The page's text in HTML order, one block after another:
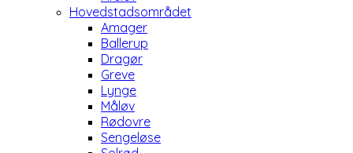
Hovedstadsområdet
Amager
Ballerup
Dragør
Greve
Lynge
Måløv
Rødovre
Sengeløse